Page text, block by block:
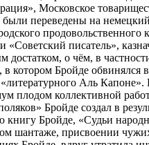
Московское
были переведены на
писатель»,
о чём, в
Бройде обвинялся
Аль Капоне».
плодом коллективной
Бройде создал в
Бройде, «Судьи
шантаже, присвоении